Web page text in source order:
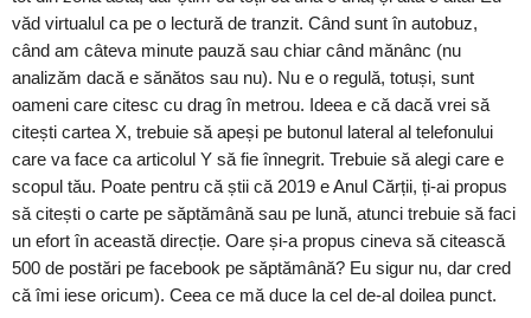
văd virtualul ca pe o lectură de tranzit. Când sunt în autobuz,
când am câteva minute pauză sau chiar când mănânc (nu
analizăm dacă e sănătos sau nu). Nu e o regulă, totuși, sunt
oameni care citesc cu drag în metrou. Ideea e că dacă vrei să
citești cartea X, trebuie să apeși pe butonul lateral al telefonului
care va face ca articolul Y să fie înnegrit. Trebuie să alegi care e
scopul tău. Poate pentru că știi că 2019 e Anul Cărții, ți-ai propus
să citești o carte pe săptămână sau pe lună, atunci trebuie să faci
un efort în această direcție. Oare și-a propus cineva să citească
500 de postări pe facebook pe săptămână? Eu sigur nu, dar cred
că îmi iese oricum). Ceea ce mă duce la cel de-al doilea punct.